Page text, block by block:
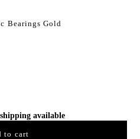
Bearings Gold
available
to cart